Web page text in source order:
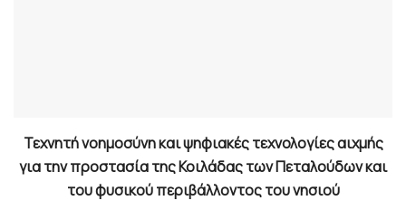
Τεχνητή νοημοσύνη και ψηφιακές τεχνολογίες αιχμής
για την προστασία της Κοιλάδας των Πεταλούδων και
του φυσικού περιβάλλοντος του νησιού